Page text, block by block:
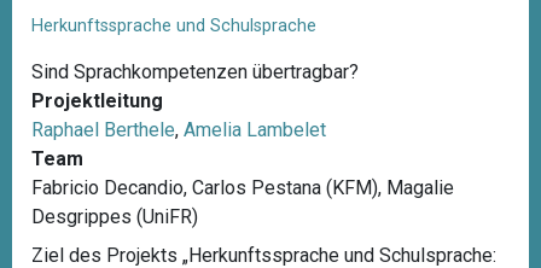
Herkunftssprache und Schulsprache
Sind Sprachkompetenzen übertragbar?
Projektleitung
Raphael Berthele, Amelia Lambelet
Team
Fabricio Decandio, Carlos Pestana (KFM), Magalie
Desgrippes (UniFR)
Ziel des Projekts „Herkunftssprache und Schulsprache: